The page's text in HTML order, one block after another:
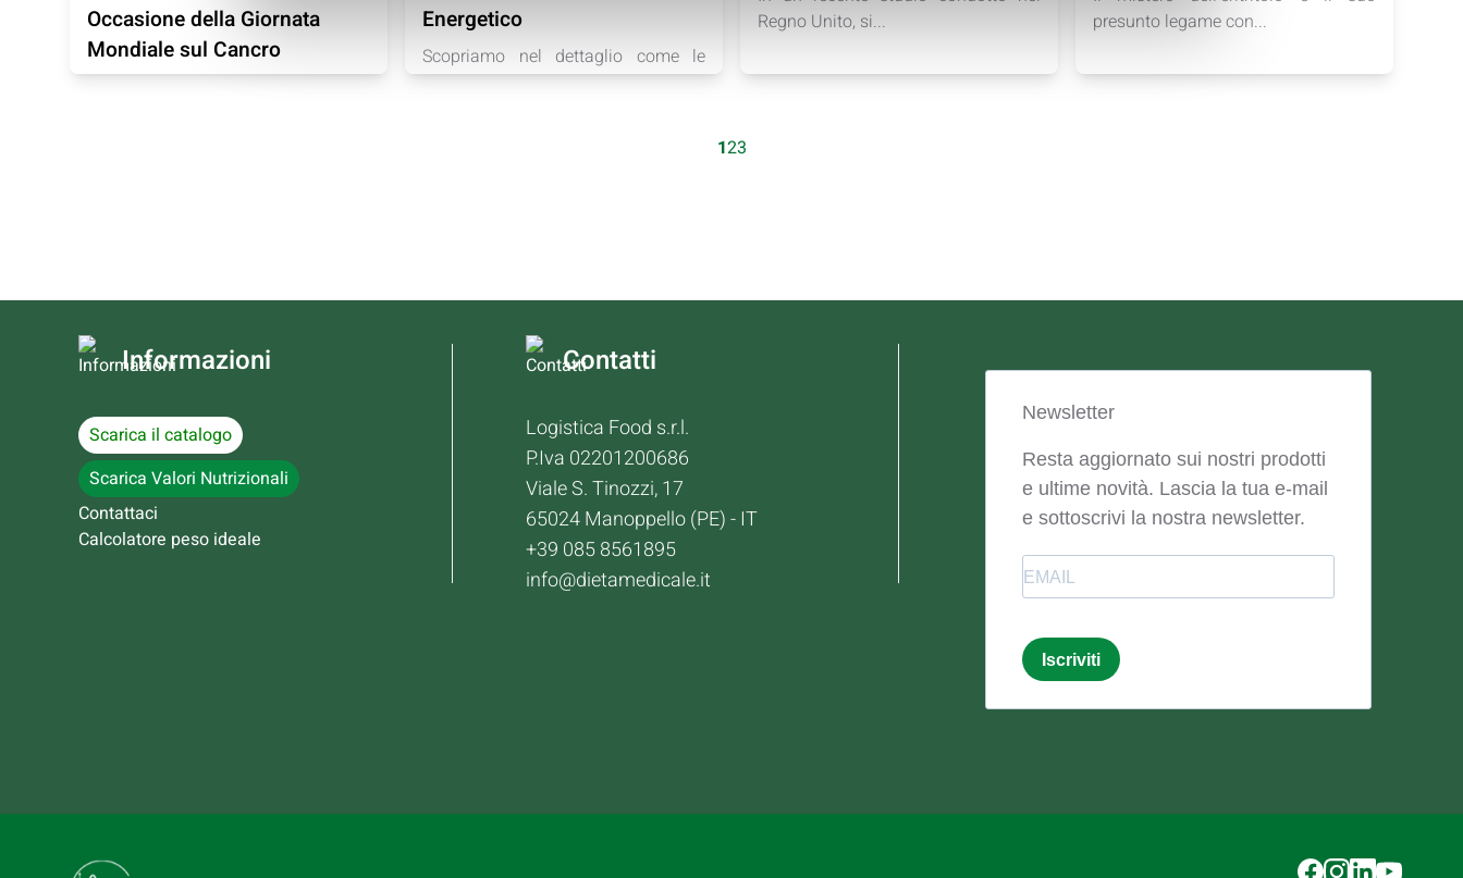
Occasione della Giornata
Mondiale sul Cancro
Energetico
Scopriamo nel dettaglio come le
diete chetogeniche influenzino il...
Regno Unito, si...
presunto legame con...
123
Informazioni
Scarica il catalogo
Scarica Valori Nutrizionali
Contattaci
Calcolatore peso ideale
Contatti
Logistica Food s.r.l.
P.Iva 02201200686
Viale S. Tinozzi, 17
65024 Manoppello (PE) - IT
+39 085 8561895
info@dietamedicale.it
Newsletter
Resta aggiornato sui nostri prodotti
e ultime novità. Lascia la tua e-mail
e sottoscrivi la nostra newsletter.
Email
Iscriviti